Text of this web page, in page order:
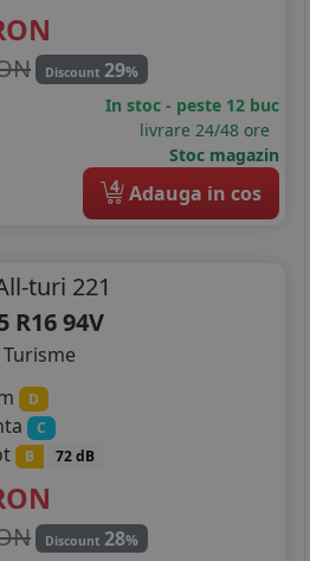
Discount 29%
In stoc - peste 12 buc
livrare 24/48 ore
Stoc magazin
4 Adauga in cos
turi 221
R16 94V
Turisme
D
C
B 72 dB
Discount 28%